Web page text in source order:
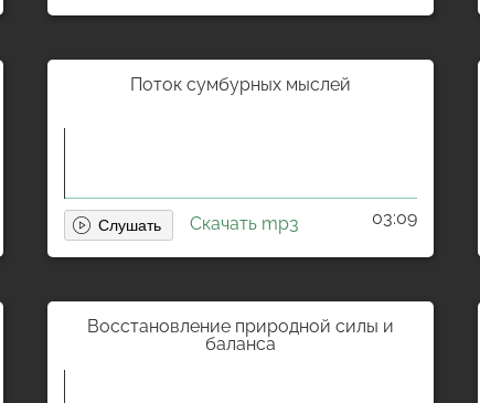
Поток сумбурных мыслей
Скачать mp3 03:09
Восстановление природной силы и
баланса